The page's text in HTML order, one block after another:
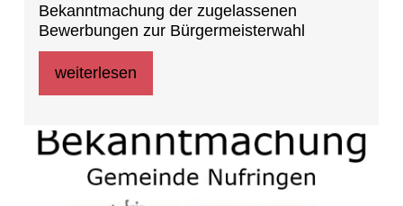
Bekanntmachung der zugelassenen
Bewerbungen zur Bürgermeisterwahl
weiterlesen